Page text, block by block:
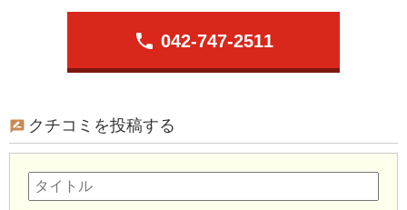
phone 042-747-2511
クチコミを投稿する